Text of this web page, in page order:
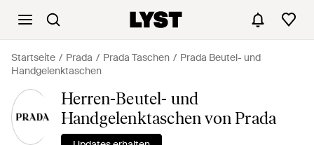
Startseite Prada Prada Taschen
Prada Beutel- und
Handgelenktaschen
Herren-Beutel- und
Handgelenktaschen von Prada